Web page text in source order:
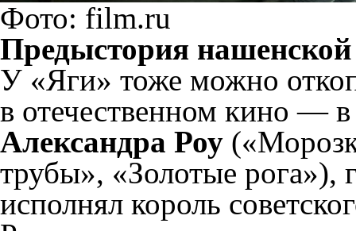
Фото: film.ru
Предыстория нашенской
У «Яги» тоже можно
в отечественном кино —
Александра Роу
трубы», «Золотые рога»),
исполнял король